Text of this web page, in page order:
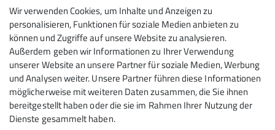
Maximale Teilnehmeranzahl
6
Wir verwenden Cookies, um Inhalte und Anzeigen zu
personalisieren, Funktionen für soziale Medien anbieten zu
können und Zugriffe auf unsere Website zu analysieren.
Außerdem geben wir Informationen zu Ihrer Verwendung
unserer Website an unsere Partner für soziale Medien, Werbung
und Analysen weiter. Unsere Partner führen diese Informationen
möglicherweise mit weiteren Daten zusammen, die Sie ihnen
bereitgestellt haben oder die sie im Rahmen Ihrer Nutzung der
Dienste gesammelt haben.